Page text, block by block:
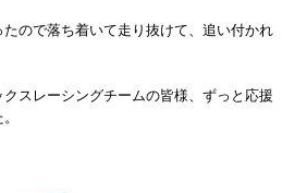
ので落ち着いて走り抜けて、追い付かれ
スレーシングチームの皆様、ずっと応援